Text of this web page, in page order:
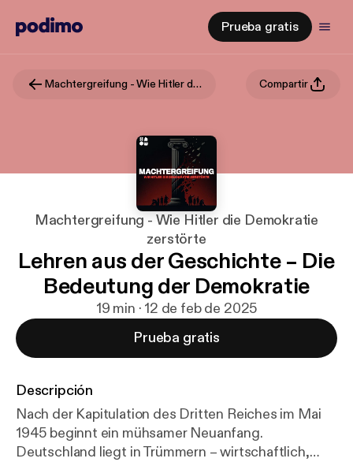
Prueba gratis
Machtergreifung - Wie Hitler die Demokratie zerstörte Compartir
Machtergreifung - Wie Hitler die Demokratie
zerstörte
Lehren aus der Geschichte – Die
Bedeutung der Demokratie
19 min · 12 de feb de 2025
Prueba gratis
Descripción
Nach der Kapitulation des Dritten Reiches im Mai
1945 beginnt ein mühsamer Neuanfang.
Deutschland liegt in Trümmern – wirtschaftlich,